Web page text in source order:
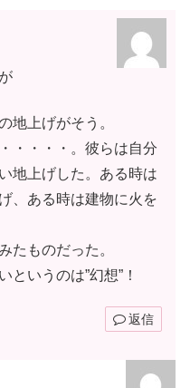
地上げがそう。
・・・・。彼らは自分
地上げした。ある時は
、ある時は建物に火を
たものだった。
いうのは”幻想”！
返信